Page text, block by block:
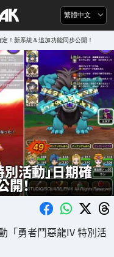
繁體中文
！新系統＆追加功能同步公開！
活動」日期確
開！
「勇者鬥惡龍IV 特別活